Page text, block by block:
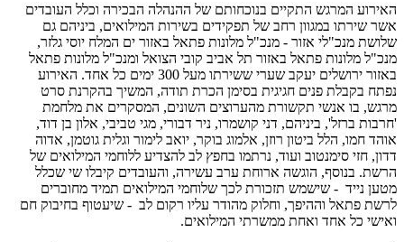
האירוע המרגש התקיים בנוכחותם של ההנהלה הבכירה וכלל העובדים
אשר שירתו במגוון רחב של תפקידים בשירות המילואים, ביניהם גם
שלושת מנכ"לי אזור - מנכ"ל מלונות פתאל באזור ים המלח יוסי גלזר,
מנכ"ל מלונות פתאל באזור תל אביב קובי הצואל ומנכ"ל מלונות פתאל
באזור ירושלים יעקב שערי ששירתו מעל 300 ימים כל אחד. האירוע
נפתח בקבלת פנים חגיגית בסימן הכרת תודה, המשיך בהקרנת סרט
מרגש, בו אנשי תקשורת מהערוצים השונים, המסקרים את מלחמת
'חרבות ברזל', ביניהם, דני קושמרו, ניר דבורי, מגי טביבי, אלון בן דוד,
אוהד חמו, הלל ביטון רוזן, אלמוג בוקר, יואב לימור וגלית גוטמן, אדוה
דדון, חזי סימנטוב ועוד, נרתמו בחפץ לב להצדיע ללוחמי המילואים של
הרשת. בנוסף, הוגשה ארוחת ערב עשירה, והעובדים קיבלו שי שכלל
מטען נייד - שישמש תזכורת לכך שלוחמי המילואים תמיד מחוברים
לרשת פתאל וההיפך, וחלוק מהודר עליו רקום לב - שיעטוף בחיבוק חם
ואישי כל אחד ואחת ממשרתי המילואים.